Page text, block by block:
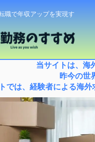
職で年収アップを実現す
当サイトは、海
昨今の世
では、経験者による海